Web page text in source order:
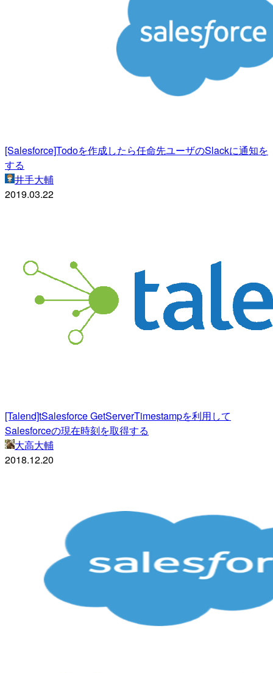
[Salesforce]Todoを作成したら任命先ユーザのSlackに通知を
する
井手大輔
2019.03.22
[Talend]tSalesforce GetServerTimestampを利用して
Salesforceの現在時刻を取得する
大高大輔
2018.12.20